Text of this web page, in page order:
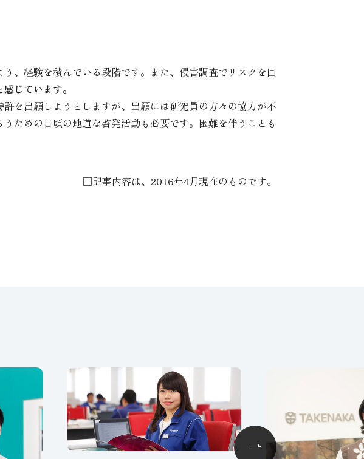
、経験を積んでいる段階です。また、侵害調査でリスクを回
じています。
を出願しようとしますが、出願には研究員の方々の協力が不
ための日頃の地道な啓発活動も必要です。困難を伴うことも
□記事内容は、2016年4月現在のものです。